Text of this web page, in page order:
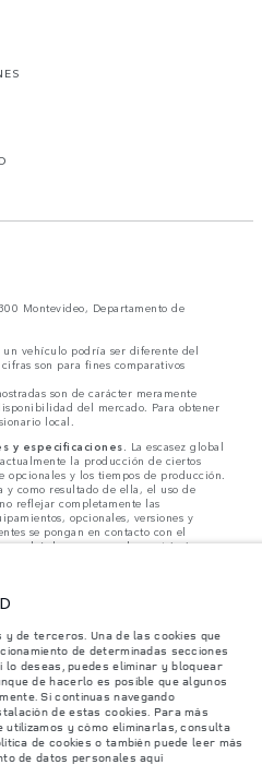
Montevideo, Departamento de
vehículo podría ser diferente del
son para fines comparativos
son de carácter meramente
del mercado. Para obtener
local.
y especificaciones.
La escasez global
la producción de ciertos
y los tiempos de producción.
y como resultado de ella, el uso de
reflejar completamente las
opcionales, versiones y
se pongan en contacto con el
podrá dar a conocer las restricciones
nuevas formas de mejorar
de forma continua y sin
funciones serán opcionales o
las especificaciones, los motores
web se basan en las
variar en función del mercado y
Algunos vehículos se muestran con
que pueden no estar
en contacto con tu concesionario
precios.
y de terceros. Una de las cookies que
de determinadas secciones
lo deseas, puedes eliminar y bloquear
de hacerlo es posible que algunos
Si continuas navegando
de estas cookies. Para más
utilizamos y cómo eliminarlas, consulta
de cookies o también puede leer más
de datos personales aquí